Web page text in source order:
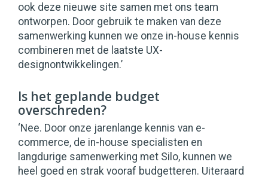
ook deze nieuwe site samen met ons team
ontworpen. Door gebruik te maken van deze
samenwerking kunnen we onze in-house kennis
combineren met de laatste UX-
designontwikkelingen.’
Is het geplande budget
overschreden?
‘Nee. Door onze jarenlange kennis van e-
commerce, de in-house specialisten en
langdurige samenwerking met Silo, kunnen we
heel goed en strak vooraf budgetteren. Uiteraard